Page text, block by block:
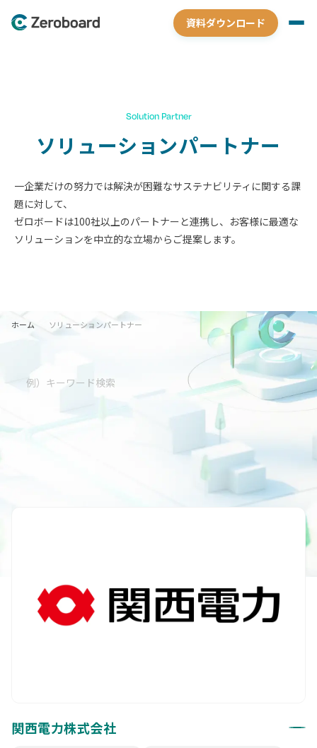
資料ダウンロード
Solution Partner
ソリューションパートナー
一企業だけの努力では解決が困難なサステナビリティに関する課
題に対して、
ゼロボードは100社以上のパートナーと連携し、お客様に最適な
ソリューションを中立的な立場からご提案します。
ホーム ソリューションパートナー
関西電力株式会社